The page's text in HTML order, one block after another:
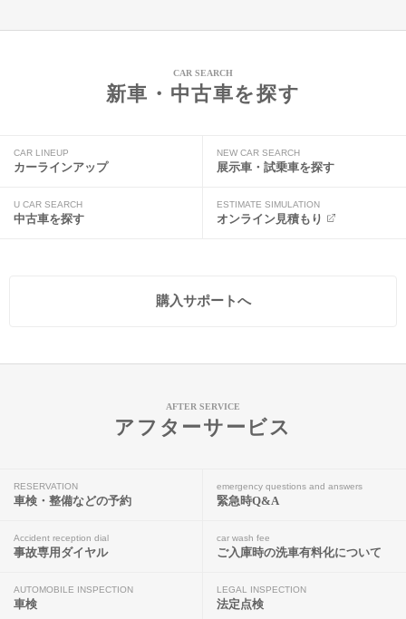
CAR SEARCH
新車・中古車を探す
CAR LINEUP
カーラインアップ
NEW CAR SEARCH
展示車・試乗車を探す
U CAR SEARCH
中古車を探す
ESTIMATE SIMULATION
オンライン見積もり
購入サポートへ
AFTER SERVICE
アフターサービス
RESERVATION
車検・整備などの予約
emergency questions and answers
緊急時Q&A
Accident reception dial
事故専用ダイヤル
car wash fee
ご入庫時の洗車有料化について
AUTOMOBILE INSPECTION
車検
LEGAL INSPECTION
法定点検